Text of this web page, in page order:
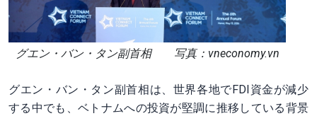
グエン・バン・タン副首相 写真：vneconomy.vn
グエン・バン・タン副首相は、世界各地でFDI資金が減少
する中でも、ベトナムへの投資が堅調に推移している背景